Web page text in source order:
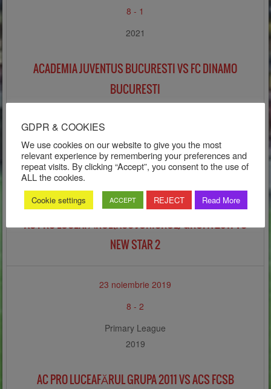
8 - 1
2021
ACADEMIA JUVENTUS BUCURESTI VS FC DINAMO
BUCURESTI
14 decembrie 2019
4-2
Turneul Sărbătorilor
2019
AC PRO LUCEAFĂRUL(ACS JUNIORUL)-GRUPA 2011 VS
NEW STAR 2
23 noiembrie 2019
8 -2
Primary League
2019
AC PRO LUCEAFĂRUL GRUPA 2011 VS ACS FCSB
GDPR & COOKIES
We use cookies on our website to give you the most
relevant experience by remembering your preferences and
repeat visits. By clicking “Accept”, you consent to the use of
ALL the cookies.
Cookie settings ACCEPT REJECT Read More